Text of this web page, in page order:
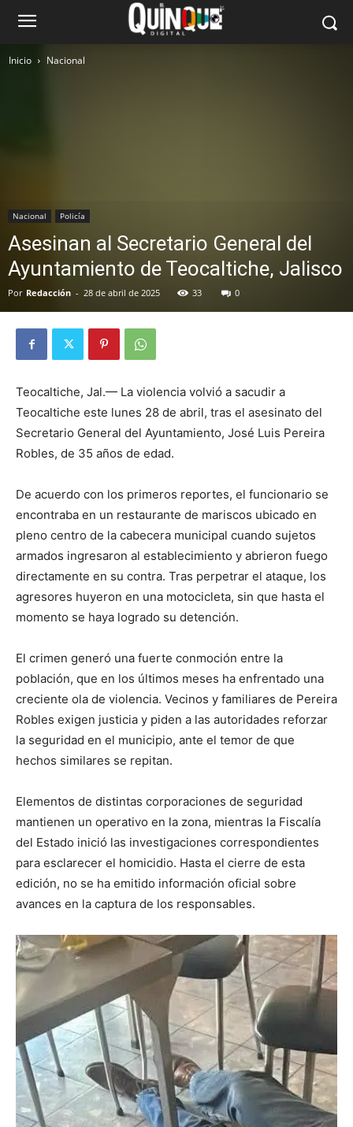
Inicio Nacional
Nacional Policía
Asesinan al Secretario General del
Ayuntamiento de Teocaltiche, Jalisco
Por Redacción - 28 de abril de 2025 33 0
Teocaltiche, Jal.— La violencia volvió a sacudir a
Teocaltiche este lunes 28 de abril, tras el asesinato del
Secretario General del Ayuntamiento, José Luis Pereira
Robles, de 35 años de edad.
De acuerdo con los primeros reportes, el funcionario se
encontraba en un restaurante de mariscos ubicado en
pleno centro de la cabecera municipal cuando sujetos
armados ingresaron al establecimiento y abrieron fuego
directamente en su contra. Tras perpetrar el ataque, los
agresores huyeron en una motocicleta, sin que hasta el
momento se haya logrado su detención.
El crimen generó una fuerte conmoción entre la
población, que en los últimos meses ha enfrentado una
creciente ola de violencia. Vecinos y familiares de Pereira
Robles exigen justicia y piden a las autoridades reforzar
la seguridad en el municipio, ante el temor de que
hechos similares se repitan.
Elementos de distintas corporaciones de seguridad
mantienen un operativo en la zona, mientras la Fiscalía
del Estado inició las investigaciones correspondientes
para esclarecer el homicidio. Hasta el cierre de esta
edición, no se ha emitido información oficial sobre
avances en la captura de los responsables.